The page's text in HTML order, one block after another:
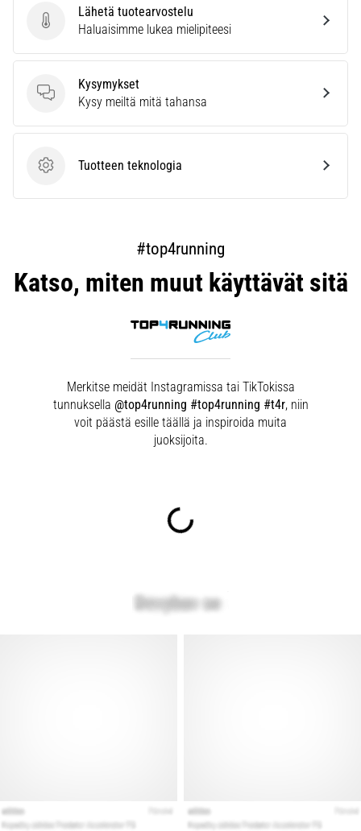
Lähetä tuotearvostelu
Lähetä tuotearvostelu
Haluaisimme lukea mielipiteesi
Kysymykset
Kysymykset
Kysy meiltä mitä tahansa
Tuotteen teknologia
Tuotteen teknologia
#top4running
Katso, miten muut käyttävät sitä
Merkitse meidät Instagramissa tai TikTokissa
tunnuksella @top4running #top4running #t4r, niin
voit päästä esille täällä ja inspiroida muita
juoksijoita.